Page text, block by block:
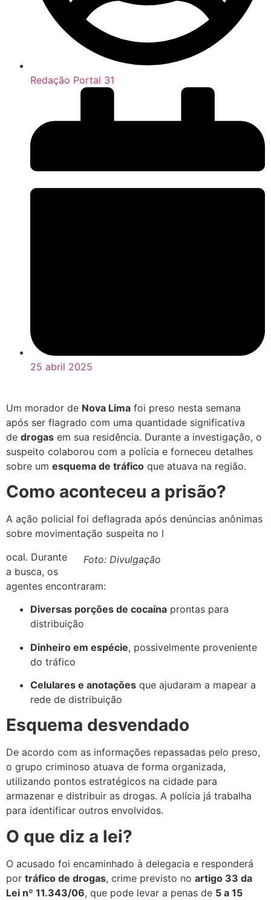
Redação Portal 31
25 abril 2025
Um morador de Nova Lima foi preso nesta semana
após ser flagrado com uma quantidade significativa
de drogas em sua residência. Durante a investigação, o
suspeito colaborou com a polícia e forneceu detalhes
sobre um esquema de tráfico que atuava na região.
Como aconteceu a prisão?
A ação policial foi deflagrada após denúncias anônimas
sobre movimentação suspeita no l
Foto: Divulgação
ocal. Durante
a busca, os
agentes encontraram:
Diversas porções de cocaína prontas para
distribuição
Dinheiro em espécie, possivelmente proveniente
do tráfico
Celulares e anotações que ajudaram a mapear a
rede de distribuição
Esquema desvendado
De acordo com as informações repassadas pelo preso,
o grupo criminoso atuava de forma organizada,
utilizando pontos estratégicos na cidade para
armazenar e distribuir as drogas. A polícia já trabalha
para identificar outros envolvidos.
O que diz a lei?
O acusado foi encaminhado à delegacia e responderá
por tráfico de drogas, crime previsto no artigo 33 da
Lei nº 11.343/06, que pode levar a penas de 5 a 15